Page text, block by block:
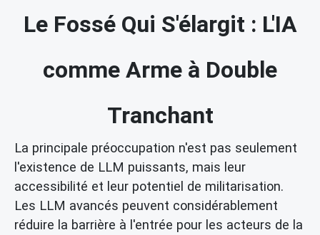
Le Fossé Qui S'élargit : L'IA
comme Arme à Double
Tranchant
La principale préoccupation n'est pas seulement
l'existence de LLM puissants, mais leur
accessibilité et leur potentiel de militarisation.
Les LLM avancés peuvent considérablement
réduire la barrière à l'entrée pour les acteurs de la